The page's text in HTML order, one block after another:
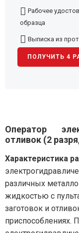
Рабочее
образца
Выписка из
ПОЛУЧИТЬ 4
Оператор
отливок (2
Характеристика
различных
жидкостью с
заготовок и
приспособлениях.